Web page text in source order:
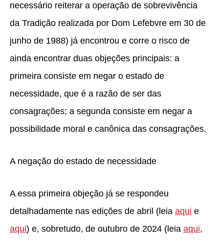
necessário reiterar a operação de sobrevivência
da Tradição realizada por Dom Lefebvre em 30 de
junho de 1988) já encontrou e corre o risco de
ainda encontrar duas objeções principais: a
primeira consiste em negar o estado de
necessidade, que é a razão de ser das
consagrações; a segunda consiste em negar a
possibilidade moral e canônica das consagrações.
A negação do estado de necessidade
A essa primeira objeção já se respondeu
detalhadamente nas edições de abril (leia aqui e
aqui) e, sobretudo, de outubro de 2024 (leia aqui,